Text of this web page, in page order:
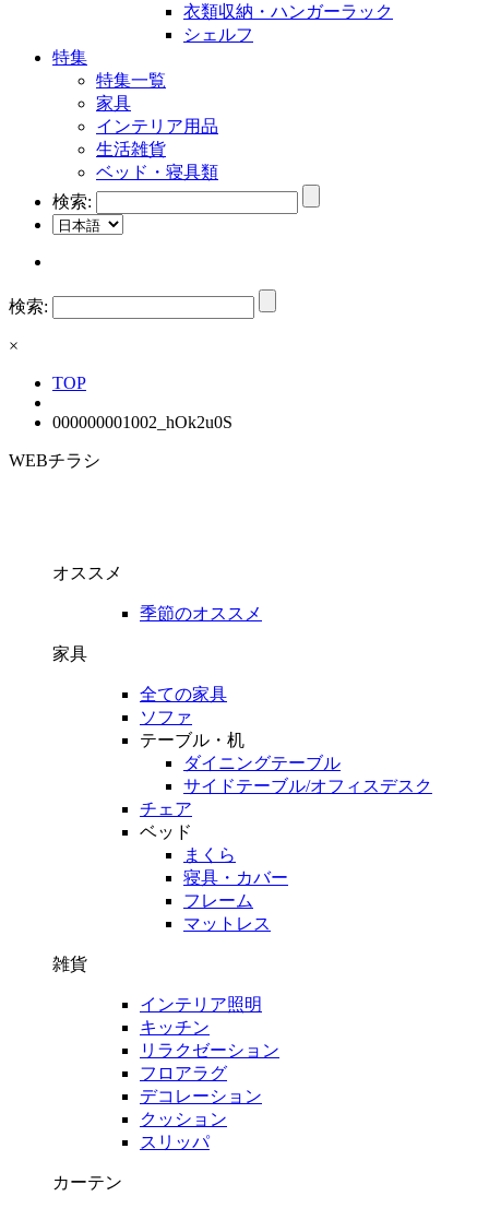
衣類収納・ハンガーラック
シェルフ
特集
特集一覧
家具
インテリア用品
生活雑貨
ベッド・寝具類
検索:
検索:
×
TOP
000000001002_hOk2u0S
WEBチラシ
オススメ
季節のオススメ
家具
全ての家具
ソファ
テーブル・机
ダイニングテーブル
サイドテーブル/オフィスデスク
チェア
ベッド
まくら
寝具・カバー
フレーム
マットレス
雑貨
インテリア照明
キッチン
リラクゼーション
フロアラグ
デコレーション
クッション
スリッパ
カーテン